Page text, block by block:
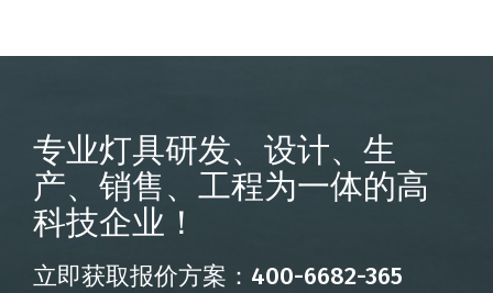
专业灯具研发、设计、生
产、销售、工程为一体的高
科技企业！
立即获取报价方案：400-6682-365